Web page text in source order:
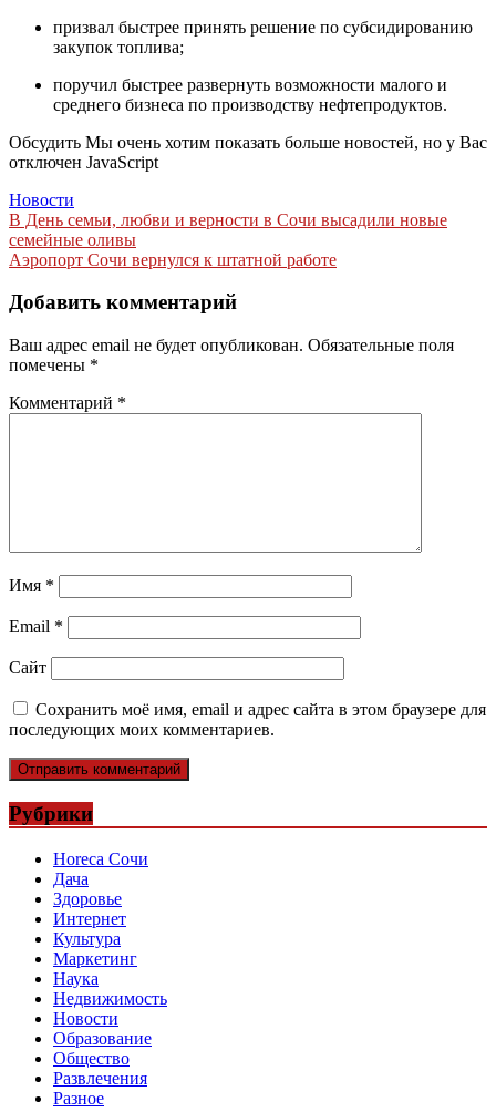
призвал быстрее принять решение по субсидированию
закупок топлива;
поручил быстрее развернуть возможности малого и
среднего бизнеса по производству нефтепродуктов.
Обсудить Мы очень хотим показать больше новостей, но у Вас
отключен JavaScript
Новости
Навигация
по
В День семьи, любви и верности в Сочи высадили новые
семейные оливы
Аэропорт Сочи вернулся к штатной работе
Добавить комментарий
Ваш адрес email не будет опубликован. Обязательные поля
помечены *
Комментарий *
Имя *
Email *
Сайт
Сохранить моё имя, email и адрес сайта в этом браузере для
последующих моих комментариев.
Рубрики
Horeca Сочи
Дача
Здоровье
Интернет
Культура
Маркетинг
Наука
Недвижимость
Новости
Образование
Общество
Развлечения
Разное